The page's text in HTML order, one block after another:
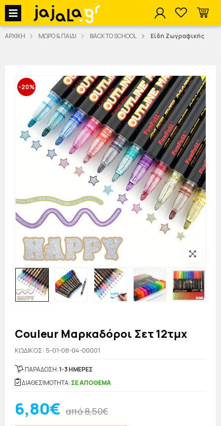
jajala Menu
ΑΡΧΙΚΗ ΜΩΡΟ & ΠΑΙΔΙ BACK TO SCHOOL Είδη Ζωγραφικής
-20%
Couleur Μαρκαδόροι Σετ 12τμχ
KΩΔΙΚΟΣ: 5-01-08-04-00001
ΠΑΡΑΔΟΣΗ:1-3 ΗΜΕΡΕΣ
ΔΙΑΘΕΣΙΜΟΤΗΤΑ: ΣΕ ΑΠΟΘΕΜΑ
6,80€ από 8,50€